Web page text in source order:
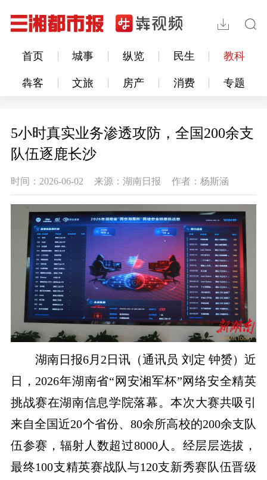
首页 城事 纵览 民生 教科
犇客 文旅 房产 消费 专题
5小时真实业务渗透攻防，全国200余支
队伍逐鹿长沙
时间：2026-06-02 来源：湖南日报 作者：杨斯涵
湖南日报6月 2 日讯（通讯员 刘定 钟赟）近
日，2026年湖南省“网安湘军杯”网络安全精英
挑战赛在湖南信息学院落幕。本次大赛共吸引
来自全国近20个省份、80余所高校的200余支队
伍参赛，辐射人数超过8000人。经层层选拔，
最终100支精英赛战队与120支新秀赛队伍晋级